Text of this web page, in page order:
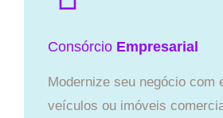
Consórcio Empresarial
Modernize seu negócio com
veículos ou imóveis